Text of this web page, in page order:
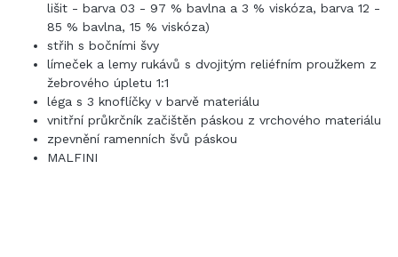
lišit - barva 03 - 97 % bavlna a 3 % viskóza, barva 12 -
85 % bavlna, 15 % viskóza)
střih s bočními švy
límeček a lemy rukávů s dvojitým reliéfním proužkem z
žebrového úpletu 1:1
léga s 3 knoflíčky v barvě materiálu
vnitřní průkrčník začištěn páskou z vrchového materiálu
zpevnění ramenních švů páskou
MALFINI